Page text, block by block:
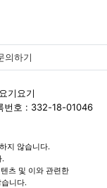
의하기
기요기
번호 : 332-18-01046
지 않습니다.
.
츠 및 이와 관련한
니다.